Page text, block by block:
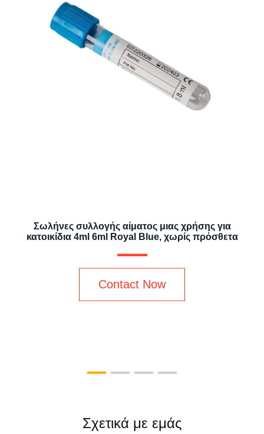
Σωλήνες συλλογής αίματος μιας χρήσης για
κατοικίδια 4ml 6ml Royal Blue, χωρίς πρόσθετα
Contact Now
Σχετικά με εμάς